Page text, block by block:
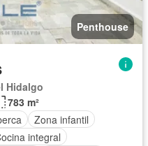
Penthouse
Hidalgo
783 m²
Zona infantil
integral